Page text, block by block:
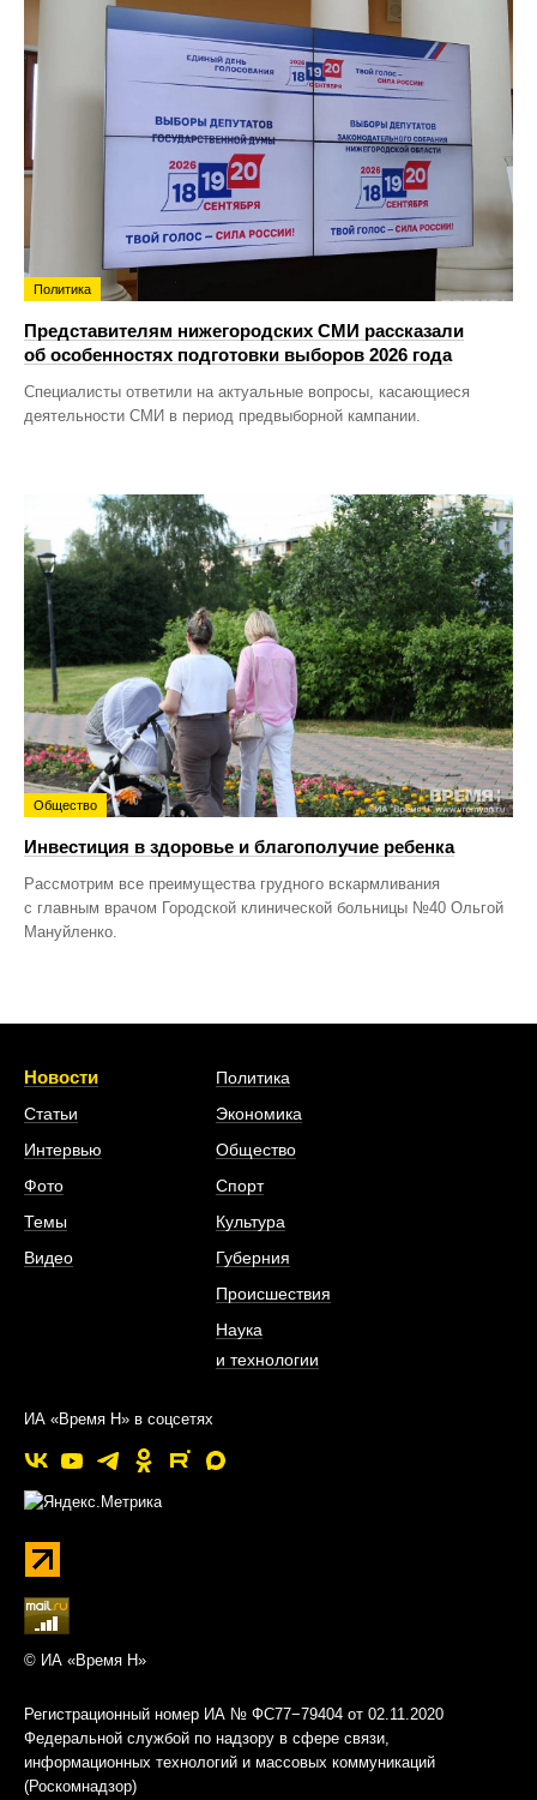
Политика
Представителям нижегородских СМИ рассказали
об особенностях подготовки выборов 2026 года
Специалисты ответили на актуальные вопросы, касающиеся
деятельности СМИ в период предвыборной кампании.
Общество
Инвестиция в здоровье и благополучие ребенка
Рассмотрим все преимущества грудного вскармливания
с главным врачом Городской клинической больницы №40 Ольгой
Мануйленко.
Новости
Статьи
Интервью
Фото
Темы
Видео
Политика
Экономика
Общество
Спорт
Культура
Губерния
Происшествия
Наука
и технологии
ИА «Время Н» в соцсетях
© ИА «Время Н»
Регистрационный номер ИА № ФС77−79404 от 02.11.2020
Федеральной службой по надзору в сфере связи,
информационных технологий и массовых коммуникаций
(Роскомнадзор)